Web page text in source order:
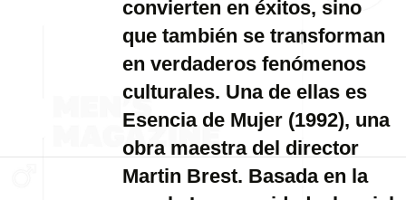
convierten en éxitos, sino
que también se transforman
en verdaderos fenómenos
culturales. Una de ellas es
Esencia de Mujer (1992), una
obra maestra del director
Martin Brest. Basada en la